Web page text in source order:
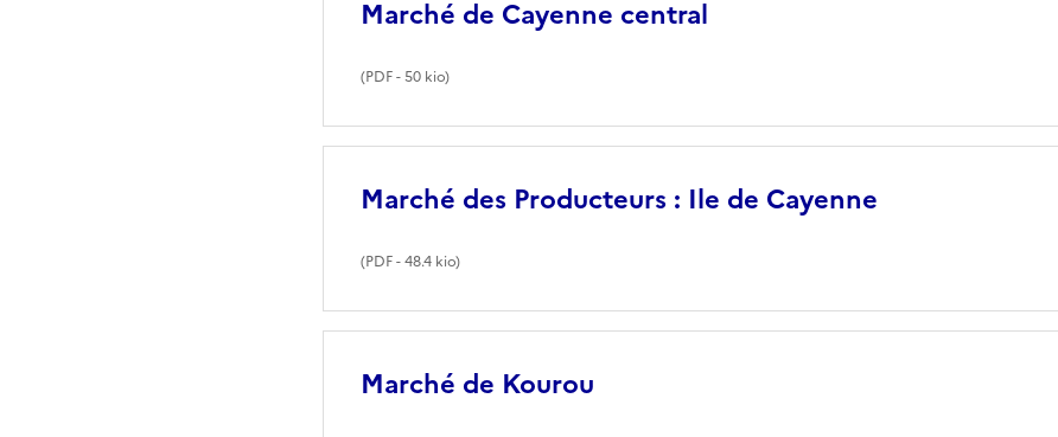
Marché de Cayenne central
(PDF- 50 kio)
Marché des Producteurs : Ile de Cayenne
(PDF- 48.4 kio)
Marché de Kourou